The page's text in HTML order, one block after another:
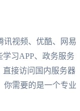
讯视频、优酷、网易
习APP、政务服务
直接访问国内服务器
你需要的是一个专业